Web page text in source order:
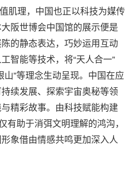
肌理，中国也正以科技为媒传
阪世博会中国馆的展示便是
的静态表达，巧妙运用互动
智能等技术，将“天人合一”
山”等理念生动呈现。中国在应
续发展、探索宇宙奥秘等领
精彩故事。由科技赋能构建
有助于消弭文明理解的鸿沟，
象借由情感共鸣更加深入人